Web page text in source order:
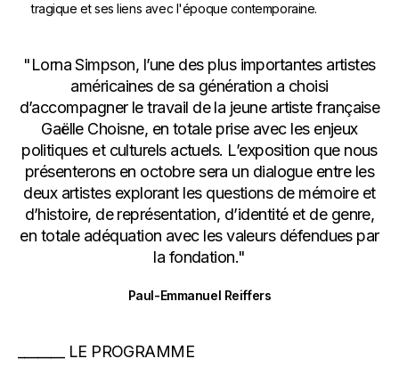
tragique et ses liens avec l'époque contemporaine.
"Lorna Simpson, l’une des plus importantes artistes
américaines de sa génération a choisi
d’accompagner le travail de la jeune artiste française
Gaëlle Choisne, en totale prise avec les enjeux
politiques et culturels actuels. L’exposition que nous
présenterons en octobre sera un dialogue entre les
deux artistes explorant les questions de mémoire et
d’histoire, de représentation, d’identité et de genre,
en totale adéquation avec les valeurs défendues par
la fondation."
Paul-Emmanuel Reiffers
LE PROGRAMME